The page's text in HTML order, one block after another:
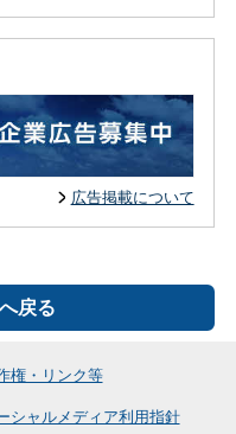
広告掲載について
戻る
権・リンク等
シャルメディア利用指針